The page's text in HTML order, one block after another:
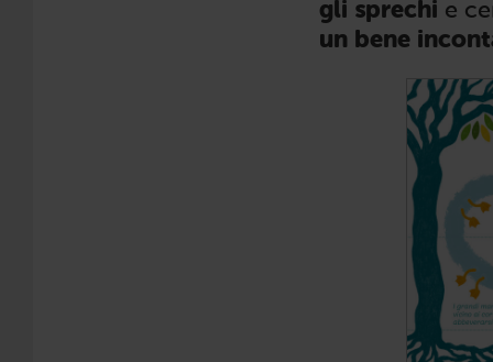
gli sprechi e
un bene